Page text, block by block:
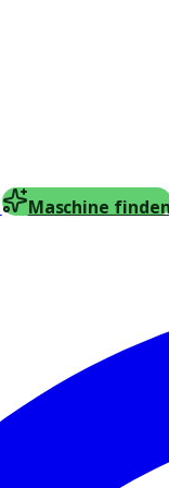
Maschine